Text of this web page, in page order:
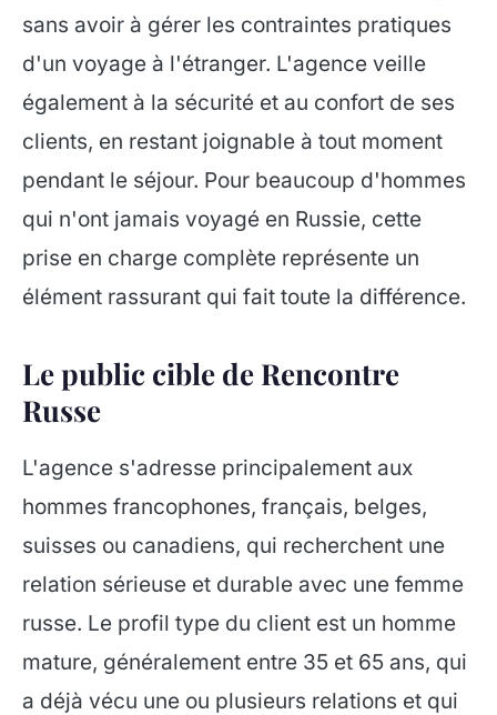
sans avoir à gérer les contraintes pratiques
d'un voyage à l'étranger. L'agence veille
également à la sécurité et au confort de ses
clients, en restant joignable à tout moment
pendant le séjour. Pour beaucoup d'hommes
qui n'ont jamais voyagé en Russie, cette
prise en charge complète représente un
élément rassurant qui fait toute la différence.
Le public cible de Rencontre
Russe
L'agence s'adresse principalement aux
hommes francophones, français, belges,
suisses ou canadiens, qui recherchent une
relation sérieuse et durable avec une femme
russe. Le profil type du client est un homme
mature, généralement entre 35 et 65 ans, qui
a déjà vécu une ou plusieurs relations et qui